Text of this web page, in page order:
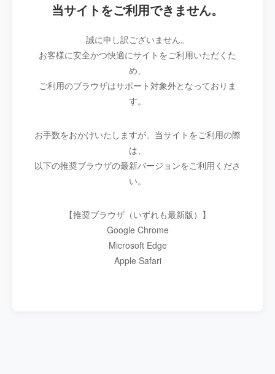
当サイトをご利用できません。
誠に申し訳ございません。
お客様に安全かつ快適にサイトをご利用いただくた
め、
ご利用のブラウザはサポート対象外となっておりま
す。
お手数をおかけいたしますが、当サイトをご利用の際
は、
以下の推奨ブラウザの最新バージョンをご利用くださ
い。
【推奨ブラウザ（いずれも最新版）】
Google Chrome
Microsoft Edge
Apple Safari